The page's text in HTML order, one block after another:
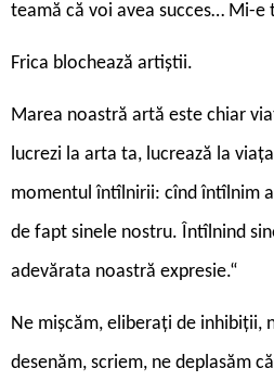
teamă că voi avea succes… Mi-
Frica blochează artiștii.
Marea noastră artă este chiar
lucrezi la arta ta, lucrează la
momentul întîlnirii: cînd întîlnim
de fapt sinele nostru. Întîlnind
adevărata noastră expresie.“
Ne mișcăm, eliberați de inhibiții,
desenăm, scriem, ne deplasăm